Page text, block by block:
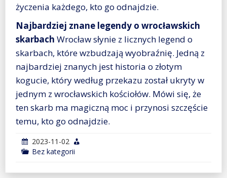
życzenia każdego, kto go odnajdzie.
Najbardziej znane legendy o wrocławskich
skarbach Wrocław słynie z licznych legend o
skarbach, które wzbudzają wyobraźnię. Jedną z
najbardziej znanych jest historia o złotym
kogucie, który według przekazu został ukryty w
jednym z wrocławskich kościołów. Mówi się, że
ten skarb ma magiczną moc i przynosi szczęście
temu, kto go odnajdzie.
2023-11-02
Bez kategorii